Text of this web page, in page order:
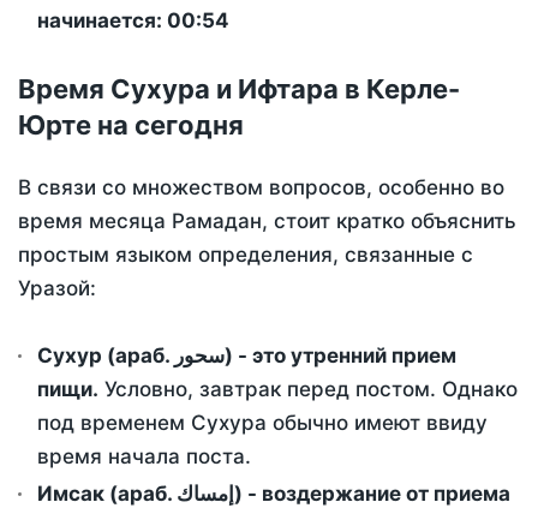
начинается: 00:54
Время Сухура и Ифтара в Керле-
Юрте на сегодня
В связи со множеством вопросов, особенно во
время месяца Рамадан, стоит кратко объяснить
простым языком определения, связанные с
Уразой:
Сухур (араб. سحور) - это утренний прием
пищи. Условно, завтрак перед постом. Однако
под временем Сухура обычно имеют ввиду
время начала поста.
Имсак (араб. إمساك) - воздержание от приема